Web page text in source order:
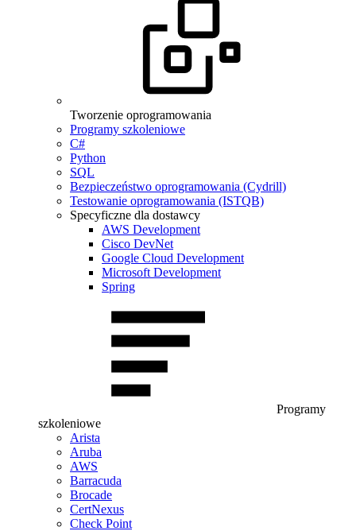
Tworzenie oprogramowania
Programy szkoleniowe
C#
Python
SQL
Bezpieczeństwo oprogramowania (Cydrill)
Testowanie oprogramowania (ISTQB)
Specyficzne dla dostawcy
AWS Development
Cisco DevNet
Google Cloud Development
Microsoft Development
Spring
Programy
szkoleniowe
Arista
Aruba
AWS
Barracuda
Brocade
CertNexus
Check Point